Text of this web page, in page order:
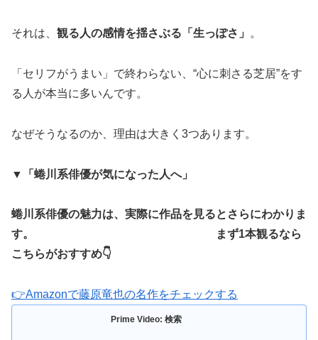
それは、 観る人の感情を揺さぶる「生っぽさ」 。
「セリフがうまい」で終わらない、“心に刺さる芝居”をす
る人が本当に多いんです。
なぜそうなるのか、理由は大きく3つあります。
▼ 「蜷川系俳優が気になった人へ」
蜷川系俳優の魅力は、実際に作品を見るとさらにわかりま
す。 まず1本観るなら
こちらがおすすめ👇
👉Amazonで藤原竜也の名作をチェックする
Prime Video: 検索